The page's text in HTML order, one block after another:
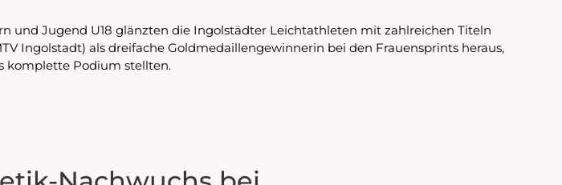
und Jugend U18 glänzten die Ingolstädter Leichtathleten mit zahlreichen Titeln
Ingolstadt) als dreifache Goldmedaillengewinnerin bei den Frauensprints heraus,
komplette Podium stellten.